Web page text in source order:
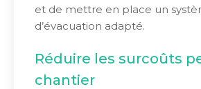
et de mettre en place un
d’évacuation adapté.
Réduire les surcoûts
chantier